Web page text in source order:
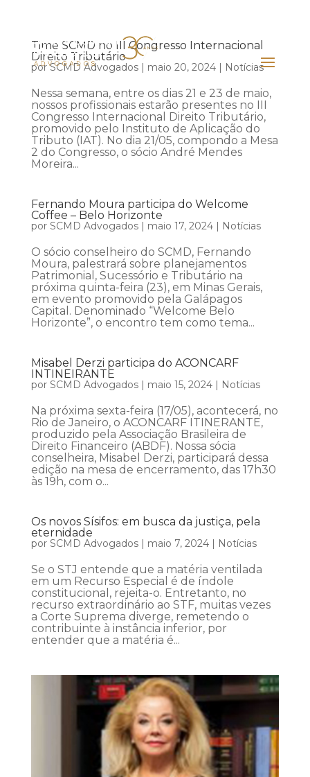
Time SCMD no III Congresso Internacional
Direito Tributário
porSCMD Advogados| maio 20, 2024| Notícias
Nessa semana, entre os dias 21 e 23 de maio,
nossos profissionais estarão presentes no III
Congresso Internacional Direito Tributário,
promovido pelo Instituto de Aplicação do
Tributo (IAT). No dia 21/05, compondo a Mesa
2 do Congresso, o sócio André Mendes
Moreira...
Fernando Moura participa do Welcome
Coffee – Belo Horizonte
por SCMD Advogados| maio 17, 2024| Notícias
O sócio conselheiro do SCMD, Fernando
Moura, palestrará sobre planejamentos
Patrimonial, Sucessório e Tributário na
próxima quinta-feira (23), em Minas Gerais,
em evento promovido pela Galápagos
Capital. Denominado “Welcome Belo
Horizonte”, o encontro tem como tema...
Misabel Derzi participa do ACONCARF
INTINEIRANTE
por SCMD Advogados| maio 15, 2024| Notícias
Na próxima sexta-feira (17/05), acontecerá, no
Rio de Janeiro, o ACONCARF ITINERANTE,
produzido pela Associação Brasileira de
Direito Financeiro (ABDF). Nossa sócia
conselheira, Misabel Derzi, participará dessa
edição na mesa de encerramento, das 17h30
às 19h, com o...
Os novos Sísifos: em busca da justiça, pela
eternidade
por SCMD Advogados| maio 7, 2024| Notícias
Se o STJ entende que a matéria ventilada
em um Recurso Especial é de índole
constitucional, rejeita-o. Entretanto, no
recurso extraordinário ao STF, muitas vezes
a Corte Suprema diverge, remetendo o
contribuinte à instância inferior, por
entender que a matéria é...